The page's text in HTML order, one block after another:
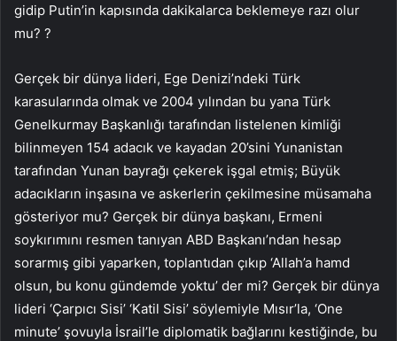
gidip Putin’in kapısında dakikalarca beklemeye razı olur
mu? ?
Gerçek bir dünya lideri, Ege Denizi’ndeki Türk
karasularında olmak ve 2004 yılından bu yana Türk
Genelkurmay Başkanlığı tarafından listelenen kimliği
bilinmeyen 154 adacık ve kayadan 20’sini Yunanistan
tarafından Yunan bayrağı çekerek işgal etmiş; Büyük
adacıkların inşasına ve askerlerin çekilmesine müsamaha
gösteriyor mu? Gerçek bir dünya başkanı, Ermeni
soykırımını resmen tanıyan ABD Başkanı’ndan hesap
sorarmış gibi yaparken, toplantıdan çıkıp ‘Allah’a hamd
olsun, bu konu gündemde yoktu’ der mi? Gerçek bir dünya
lideri ‘Çarpıcı Sisi’ ‘Katil Sisi’ söylemiyle Mısır’la, ‘One
minute’ şovuyla İsrail’le diplomatik bağlarını kestiğinde, bu